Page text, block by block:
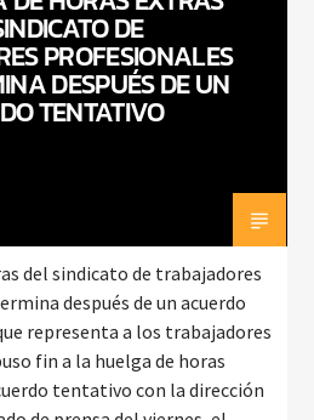
DE
PROFESIONALES
DESPUÉS DE UN
TENTATIVO
del sindicato de trabajadores
después de un acuerdo
representa a los trabajadores
fin a la huelga de horas
tentativo con la dirección